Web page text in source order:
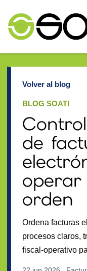
Volver al blog
BLOG SOATI
de
operar
orden
Ordena facturas
procesos claros,
fiscal-operativo